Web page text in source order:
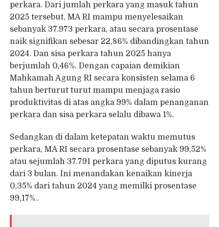
perkara. Dari jumlah perkara yang masuk tahun
2025 tersebut, MA RI mampu menyelesaikan
sebanyak 37.973 perkara, atau secara prosentase
naik signifikan sebesar 22,86% dibandingkan tahun
2024. Dan sisa perkara tahun 2025 hanya
berjumlah 0,46%. Dengan capaian demikian
Mahkamah Agung RI secara konsisten selama 6
tahun berturut turut mampu menjaga rasio
produktivitas di atas angka 99% dalam penanganan
perkara dan sisa perkara selalu dibawa 1%.
Sedangkan di dalam ketepatan waktu memutus
perkara, MA RI secara prosentase sebanyak 99,52%
atau sejumlah 37.791 perkara yang diputus kurang
dari 3 bulan. Ini menandakan kenaikan kinerja
0,35% dari tahun 2024 yang memilki prosentase
99,17%..